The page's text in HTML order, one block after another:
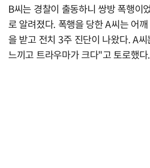
B씨는 경찰이 출동하니 쌍방 폭행이
로 알려졌다. 폭행을 당한 A씨는 어
을 받고 전치 3주 진단이 나왔다. A
느끼고 트라우마가 크다"고 토로했다.